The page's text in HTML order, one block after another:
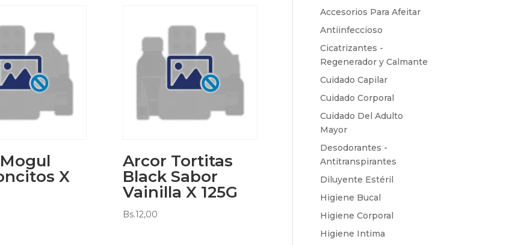
X
Arcor Tortitas
Black Sabor
Vainilla X 125G
Bs.12,00
Accesorios Para Afeitar
Antiinfeccioso
Cicatrizantes -
Regenerador y Calmante
Cuidado Capilar
Cuidado Corporal
Cuidado Del Adulto
Mayor
Desodorantes -
Antitranspirantes
Diluyente Estéril
Higiene Bucal
Higiene Corporal
Higiene Intima